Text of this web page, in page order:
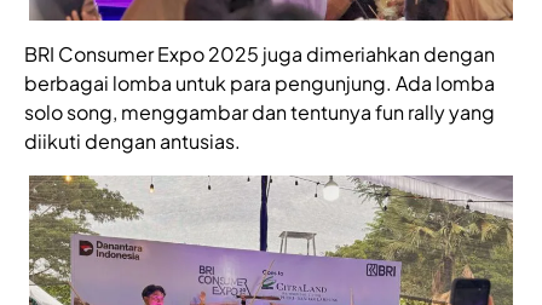
BRI Consumer Expo 2025 juga dimeriahkan dengan
berbagai lomba untuk para pengunjung. Ada lomba
solo song, menggambar dan tentunya fun rally yang
diikuti dengan antusias.